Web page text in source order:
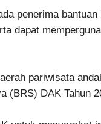
penerima
dapat
pariwisata
(BRS) DAK Tahun